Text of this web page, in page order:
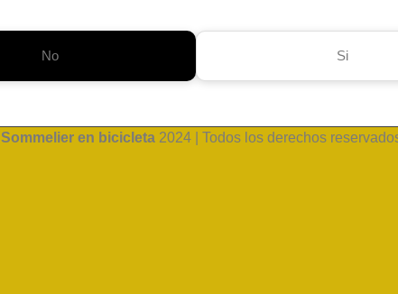
No Si
Sommelier en bicicleta 2024 | Todos los derechos